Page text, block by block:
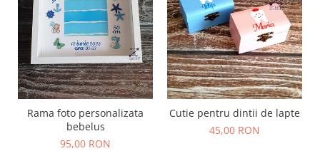
Rama foto personalizata
bebelus
95,00 RON
Cutie pentru dintii de lapte
45,00 RON